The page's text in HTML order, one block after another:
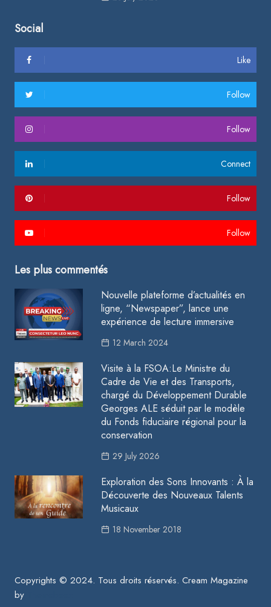
Social
Like
Follow
Follow
Connect
Follow
Follow
Les plus commentés
Nouvelle plateforme d’actualités en
ligne, “Newspaper”, lance une
expérience de lecture immersive
12 March 2024
Visite à la FSOA:Le Ministre du
Cadre de Vie et des Transports,
chargé du Développement Durable
Georges ALE séduit par le modèle
du Fonds fiduciaire régional pour la
conservation
29 July 2026
Exploration des Sons Innovants : À la
Découverte des Nouveaux Talents
Musicaux
18 November 2018
Copyrights © 2024. Tous droits réservés. Cream Magazine
by